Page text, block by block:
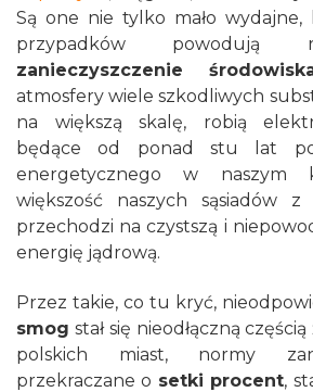
Są one nie tylko mało wydajne,
przypadków powodują
zanieczyszczenie
atmosfery wiele szkodliwych
na większą skalę, robią
będące od ponad stu lat
energetycznego w naszym
większość naszych sąsiadów z
przechodzi na czystszą i
energię jądrową.
Przez takie, co tu kryć,
smog stał się nieodłączną
polskich miast, normy
przekraczane o setki procent,